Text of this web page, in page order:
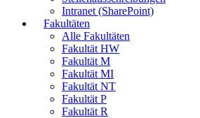
Intranet (SharePoint)
Fakultäten
Alle Fakultäten
Fakultät HW
Fakultät M
Fakultät MI
Fakultät NT
Fakultät P
Fakultät R